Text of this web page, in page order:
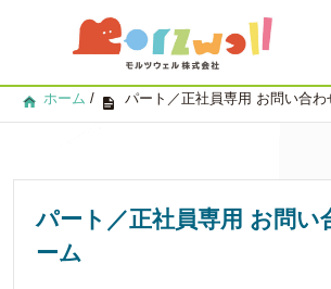
ホーム / パート／正社員専用 お問い合わ
パート／正社員専用 お問い
ーム